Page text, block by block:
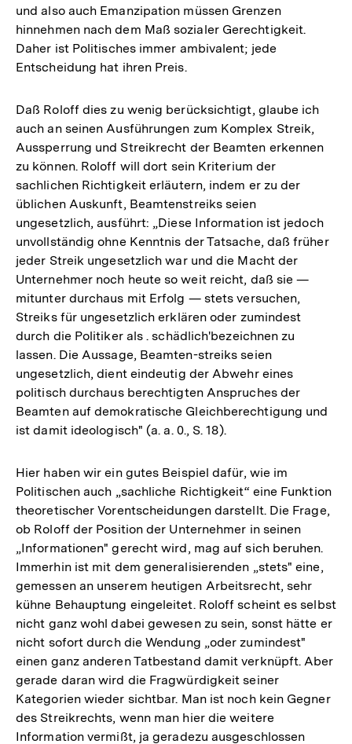
und also auch Emanzipation müssen Grenzen
hinnehmen nach dem Maß sozialer Gerechtigkeit.
Daher ist Politisches immer ambivalent; jede
Entscheidung hat ihren Preis.
Daß Roloff dies zu wenig berücksichtigt, glaube ich
auch an seinen Ausführungen zum Komplex Streik,
Aussperrung und Streikrecht der Beamten erkennen
zu können. Roloff will dort sein Kriterium der
sachlichen Richtigkeit erläutern, indem er zu der
üblichen Auskunft, Beamtenstreiks seien
ungesetzlich, ausführt: „Diese Information ist jedoch
unvollständig ohne Kenntnis der Tatsache, daß früher
jeder Streik ungesetzlich war und die Macht der
Unternehmer noch heute so weit reicht, daß sie —
mitunter durchaus mit Erfolg — stets versuchen,
Streiks für ungesetzlich erklären oder zumindest
durch die Politiker als . schädlich'bezeichnen zu
lassen. Die Aussage, Beamten-streiks seien
ungesetzlich, dient eindeutig der Abwehr eines
politisch durchaus berechtigten Anspruches der
Beamten auf demokratische Gleichberechtigung und
ist damit ideologisch" (a. a. 0., S. 18).
Hier haben wir ein gutes Beispiel dafür, wie im
Politischen auch „sachliche Richtigkeit“ eine Funktion
theoretischer Vorentscheidungen darstellt. Die Frage,
ob Roloff der Position der Unternehmer in seinen
„Informationen" gerecht wird, mag auf sich beruhen.
Immerhin ist mit dem generalisierenden „stets" eine,
gemessen an unserem heutigen Arbeitsrecht, sehr
kühne Behauptung eingeleitet. Roloff scheint es selbst
nicht ganz wohl dabei gewesen zu sein, sonst hätte er
nicht sofort durch die Wendung „oder zumindest"
einen ganz anderen Tatbestand damit verknüpft. Aber
gerade daran wird die Fragwürdigkeit seiner
Kategorien wieder sichtbar. Man ist noch kein Gegner
des Streikrechts, wenn man hier die weitere
Information vermißt, ja geradezu ausgeschlossen